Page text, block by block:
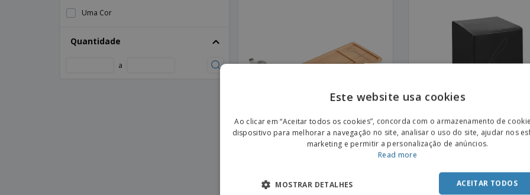
Uma Cor
Quantidade
a
Secretária com Coluna
Este website usa cookies
Ao clicar em “Aceitar todos os cookies”, concorda com o armazenamento de
dispositivo para melhorar a navegação no site, analisar o uso do site, ajudar nos
marketing e permitir a personalização de anúncios.
Read more
ACEITAR TODOS
MOSTRAR DETALHES